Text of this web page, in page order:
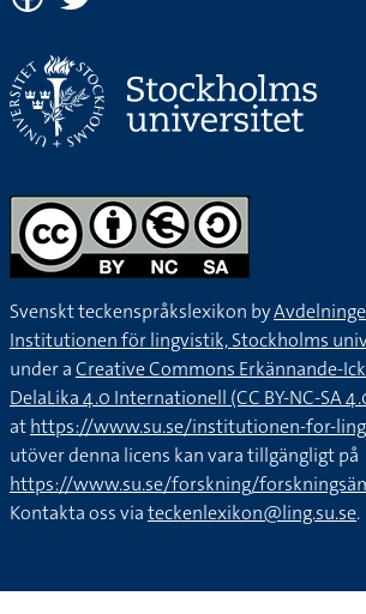
Svenskt teckenspråkslexikon by
Institutionen för lingvistik, Stockholms
under aCreative Commons Erkännande-
DelaLika 4.0 Internationell (CC BY-NC-SA
athttps://www.su.se/institutionen-for-
utöver denna licens kan vara tillgängligt på
https://www.su.se/forskning/
Kontakta oss viateckenlexikon@ling.su.se.